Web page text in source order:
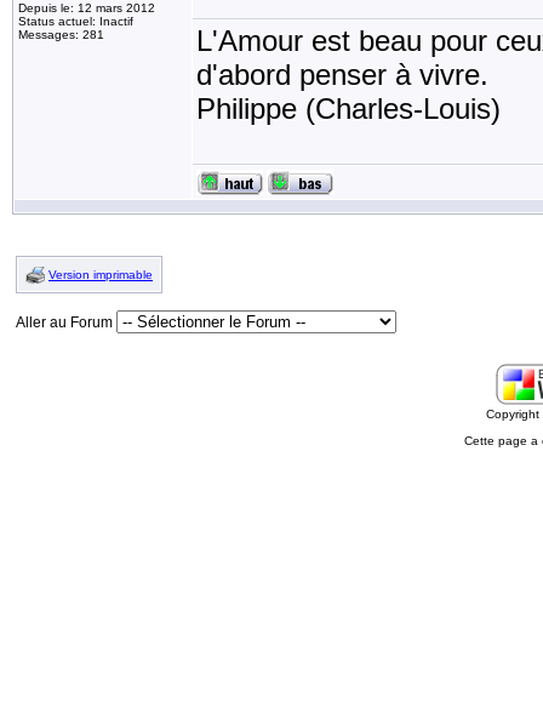
Depuis le: 12 mars 2012
Status actuel: Inactif
Messages: 281
L'Amour est beau pour
d'abord penser à vivre.
Philippe (Charles-Louis)
Version imprimable
Aller au Forum
Cette page a